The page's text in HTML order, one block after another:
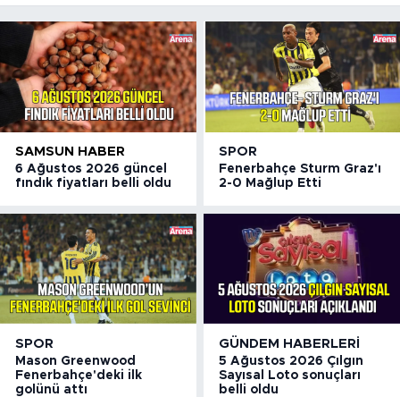
mesajı
SAMSUN HABER
6 Ağustos 2026 güncel
fındık fiyatları belli oldu
SPOR
Fenerbahçe Sturm Graz'ı
2-0 Mağlup Etti
SPOR
Mason Greenwood
Fenerbahçe'deki ilk
golünü attı
GÜNDEM HABERLERI
5 Ağustos 2026 Çılgın
Sayısal Loto sonuçları
belli oldu